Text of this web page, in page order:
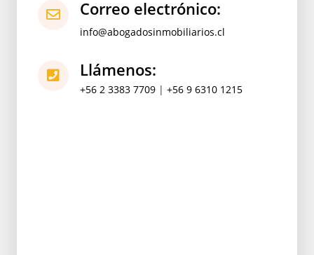
Correo electrónico:
info@abogadosinmobiliarios.cl
Llámenos:
+56 2 3383 7709 | +56 9 6310 1215